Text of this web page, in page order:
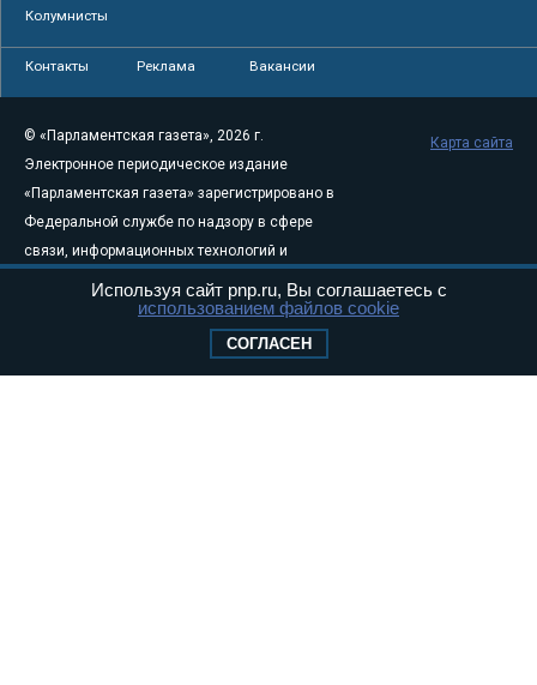
Колумнисты
Контакты Реклама Вакансии
© «Парламентская газета», 2026 г.
Электронное периодическое издание
«Парламентская газета» зарегистрировано в
Федеральной службе по надзору в сфере
связи, информационных технологий и
августа 2011 года. 18+
Свидетельство о регистрации Эл № ФС77-
Карта сайта
Используя сайт pnp.ru, Вы соглашаетесь с
использованием файлов cookie
СОГЛАСЕН